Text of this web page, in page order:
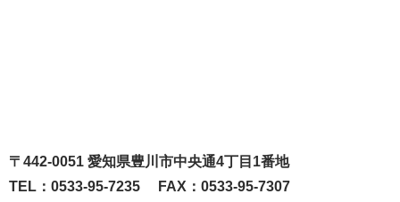
〒442-0051 愛知県豊川市中央通4丁目1番地
TEL：0533-95-7235 FAX：0533-95-7307